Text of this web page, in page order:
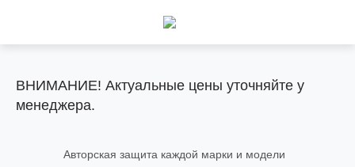
ВНИМАНИЕ! Актуальные цены уточняйте у
менеджера.
Авторская защита каждой марки и модели